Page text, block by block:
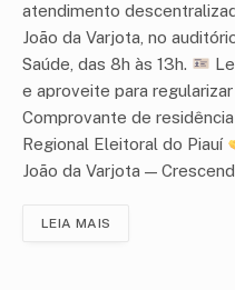
atendimento
João da Varjota, no
Saúde, das 8h às 13h.
e aproveite para
Comprovante de residência
Regional Eleitoral do Piauí
João da Varjota —
LEIA MAIS